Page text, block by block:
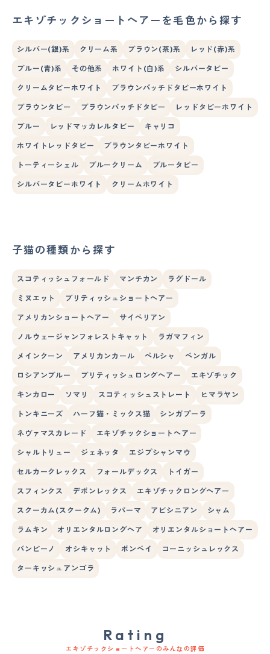
エキゾチックショートヘアーを毛色から探す
シルバー(銀)系 クリーム系 ブラウン(茶)系 レッド(赤)系
ブルー(青)系 その他系 ホワイト(白)系 シルバータビー
クリームタビーホワイト ブラウンパッチドタビーホワイト
ブラウンタビー ブラウンパッチドタビー レッドタビーホワイト
ブルー レッドマッカレルタビー キャリコ
ホワイトレッドタビー ブラウンタビーホワイト
トーティーシェル ブルークリーム ブルータビー
シルバータビーホワイト クリームホワイト
子猫の種類から探す
スコティッシュフォールド マンチカン ラグドール
ミヌエット ブリティッシュショートヘアー
アメリカンショートヘアー サイベリアン
ノルウェージャンフォレストキャット ラガマフィン
メインクーン アメリカンカール ペルシャ ベンガル
ロシアンブルー ブリティッシュロングヘアー エキゾチック
キンカロー ソマリ スコティッシュストレート ヒマラヤン
トンキニーズ ハーフ猫・ミックス猫 シンガプーラ
ネヴァマスカレード エキゾチックショートヘアー
シャルトリュー ジェネッタ エジプシャンマウ
セルカークレックス フォールデックス トイガー
スフィンクス デボンレックス エキゾチックロングヘアー
スクーカム(スクークム) ラパーマ アビシニアン シャム
ラムキン オリエンタルロングヘア オリエンタルショートヘアー
バンビーノ オシキャット ボンベイ コーニッシュレックス
ターキッシュアンゴラ
Rating
エキゾチックショートヘアーのみんなの評価